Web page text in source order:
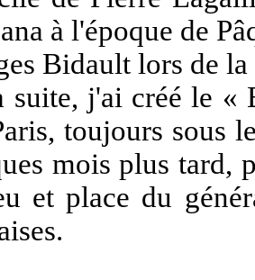
à l'époque de
Bidault lors de
suite, j'ai créé le «
toujours sous
mois plus tard,
et place du